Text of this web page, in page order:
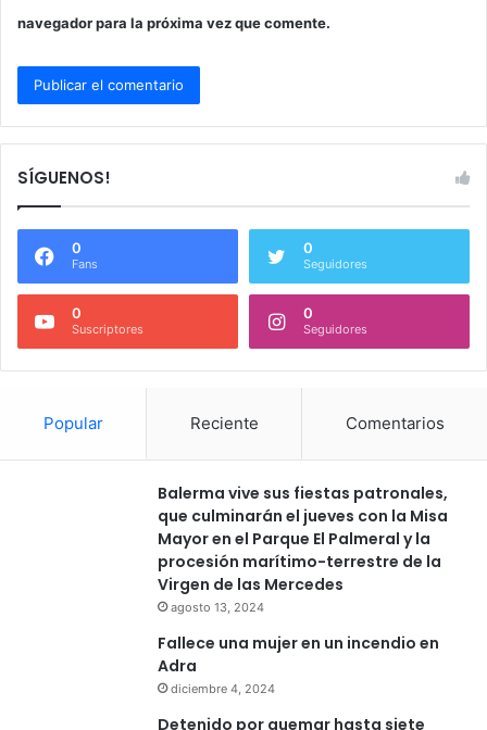
navegador para la próxima vez que comente.
SÍGUENOS!
0
Fans
0
Seguidores
0
Suscriptores
0
Seguidores
Popular Reciente Comentarios
Balerma vive sus fiestas patronales,
que culminarán el jueves con la Misa
Mayor en el Parque El Palmeral y la
procesión marítimo-terrestre de la
Virgen de las Mercedes
agosto 13, 2024
Fallece una mujer en un incendio en
Adra
diciembre 4, 2024
Detenido por quemar hasta siete